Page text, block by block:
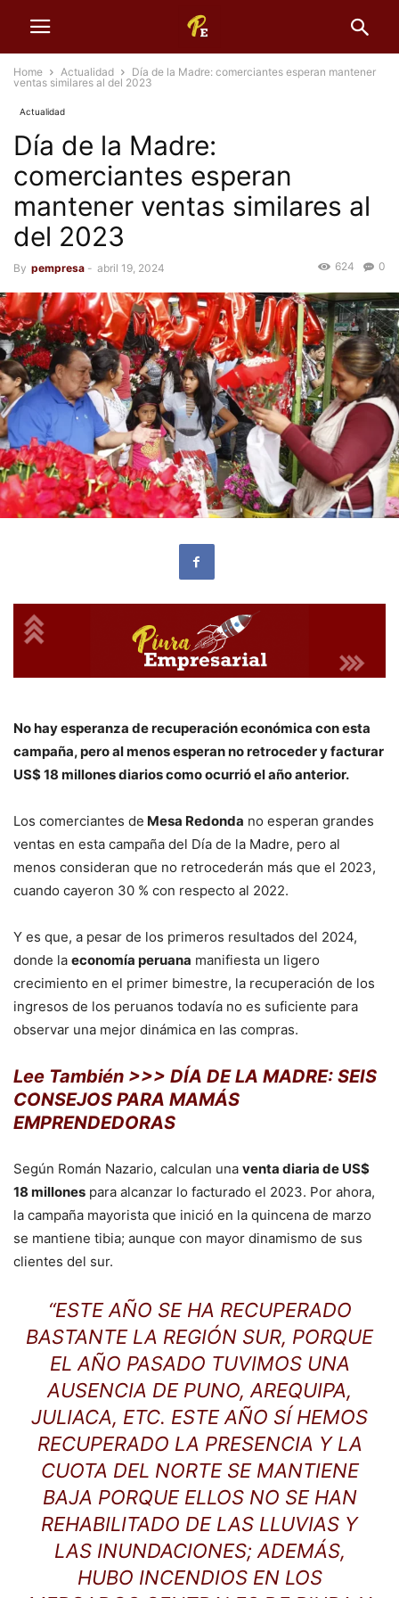
Home Actualidad
Día de la Madre: comerciantes esperan mantener
ventas similares al del 2023
Actualidad
Día de la Madre:
comerciantes esperan
mantener ventas similares al
del 2023
By pempresa - abril 19, 2024 0
624
No hay esperanza de recuperación económica con esta
campaña, pero al menos esperan no retroceder y facturar
US$ 18 millones diarios como ocurrió el año anterior.
Los comerciantes de Mesa Redonda no esperan grandes
ventas en esta campaña del Día de la Madre, pero al
menos consideran que no retrocederán más que el 2023,
cuando cayeron 30 % con respecto al 2022.
Y es que, a pesar de los primeros resultados del 2024,
donde la economía peruana manifiesta un ligero
crecimiento en el primer bimestre, la recuperación de los
ingresos de los peruanos todavía no es suficiente para
observar una mejor dinámica en las compras.
Lee También >>> DÍA DE LA MADRE: SEIS
CONSEJOS PARA MAMÁS
EMPRENDEDORAS
Según Román Nazario, calculan una venta diaria de US$
18 millones para alcanzar lo facturado el 2023. Por ahora,
la campaña mayorista que inició en la quincena de marzo
se mantiene tibia; aunque con mayor dinamismo de sus
clientes del sur.
“ESTE AÑO SE HA RECUPERADO
BASTANTE LA REGIÓN SUR, PORQUE
EL AÑO PASADO TUVIMOS UNA
AUSENCIA DE PUNO, AREQUIPA,
JULIACA, ETC. ESTE AÑO SÍ HEMOS
RECUPERADO LA PRESENCIA Y LA
CUOTA DEL NORTE SE MANTIENE
BAJA PORQUE ELLOS NO SE HAN
REHABILITADO DE LAS LLUVIAS Y
LAS INUNDACIONES; ADEMÁS,
HUBO INCENDIOS EN LOS